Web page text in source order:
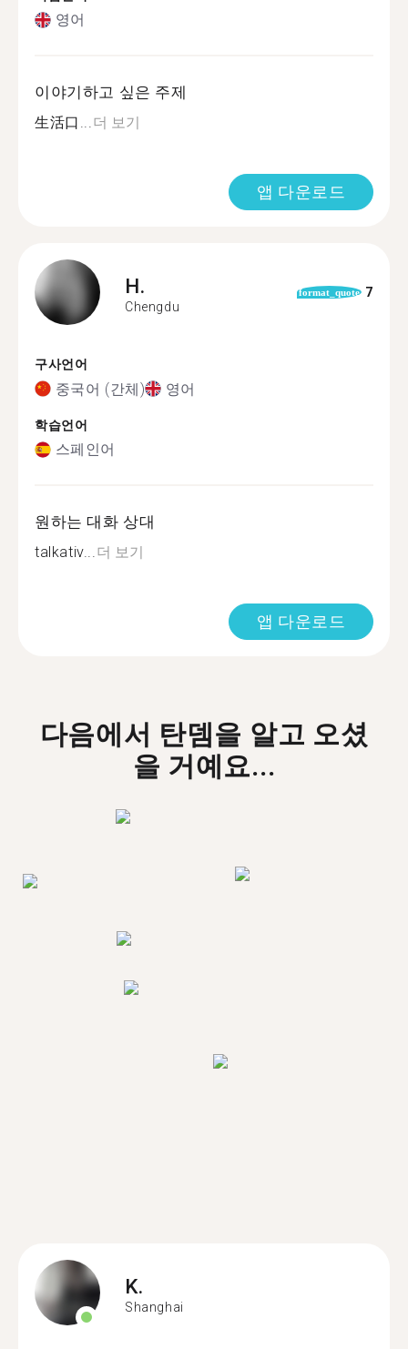
영어
이야기하고 싶은 주제
生活口...더 보기
앱 다운로드
H.
Chengdu
format_quote 7
구사언어
중국어 (간체) 영어
학습언어
스페인어
원하는 대화 상대
talkativ...더 보기
앱 다운로드
다음에서 탄뎀을 알고 오셨
을 거예요...
K.
Shanghai